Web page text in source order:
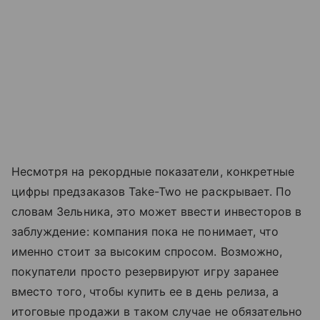
Несмотря на рекордные показатели, конкретные
цифры предзаказов Take-Two не раскрывает. По
словам Зельника, это может ввести инвесторов в
заблуждение: компания пока не понимает, что
именно стоит за высоким спросом. Возможно,
покупатели просто резервируют игру заранее
вместо того, чтобы купить ее в день релиза, а
итоговые продажи в таком случае не обязательно